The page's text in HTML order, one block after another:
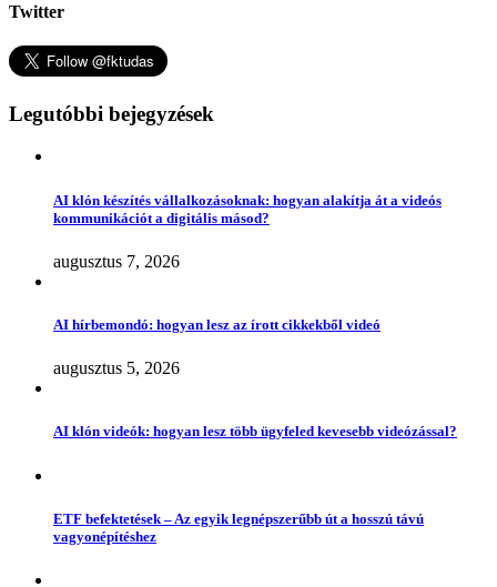
Twitter
Legutóbbi bejegyzések
AI klón készítés vállalkozásoknak: hogyan alakítja át a videós
kommunikációt a digitális másod?
augusztus 7, 2026
AI hírbemondó: hogyan lesz az írott cikkekből videó
augusztus 5, 2026
AI klón videók: hogyan lesz több ügyfeled kevesebb videózással?
ETF befektetések – Az egyik legnépszerűbb út a hosszú távú
vagyonépítéshez